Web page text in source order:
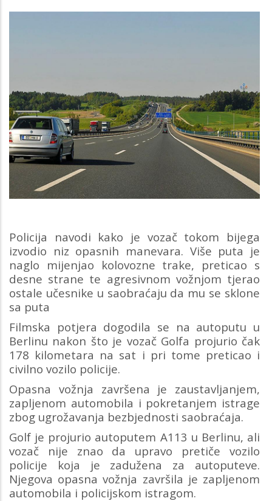
Policija navodi kako je vozač tokom bijega
izvodio niz opasnih manevara. Više puta je
naglo mijenjao kolovozne trake, preticao s
desne strane te agresivnom vožnjom tjerao
ostale učesnike u saobraćaju da mu se sklone
sa puta
Filmska potjera dogodila se na autoputu u
Berlinu nakon što je vozač Golfa projurio čak
178 kilometara na sat i pri tome preticao i
civilno vozilo policije.
Opasna vožnja završena je zaustavljanjem,
zapljenom automobila i pokretanjem istrage
zbog ugrožavanja bezbjednosti saobraćaja.
Golf je projurio autoputem A113 u Berlinu, ali
vozač nije znao da upravo pretiče vozilo
policije koja je zadužena za autoputeve.
Njegova opasna vožnja završila je zapljenom
automobila i policijskom istragom.